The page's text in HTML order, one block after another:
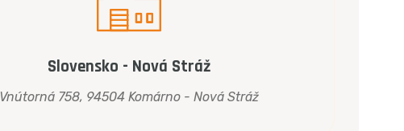
Slovensko - Nová Stráž
Vnútorná 758, 94504 Komárno - Nová Stráž